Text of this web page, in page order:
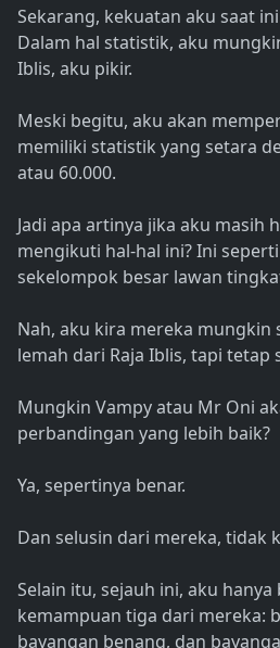
Sekarang, kekuatan aku saat
Dalam hal statistik, aku
Iblis, aku pikir.
Meski begitu, aku akan
memiliki statistik yang setara
atau 60.000.
Jadi apa artinya jika aku masih
mengikuti hal-hal ini? Ini
sekelompok besar lawan
Nah, aku kira mereka mungkin
lemah dari Raja Iblis, tapi tetap
Mungkin Vampy atau Mr Oni
perbandingan yang lebih baik?
Ya, sepertinya benar.
Dan selusin dari mereka, tidak
Selain itu, sejauh ini, aku
kemampuan tiga dari mereka:
bayangan benang, dan